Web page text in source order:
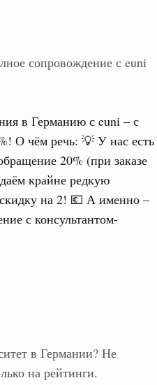
сопровождение с euni
в Германию с euni – с
О чём речь: 💡 У нас есть
20% (при заказе
крайне редкую
на 2! 💶 А именно –
с консультантом-
в Германии? Не
на рейтинги.